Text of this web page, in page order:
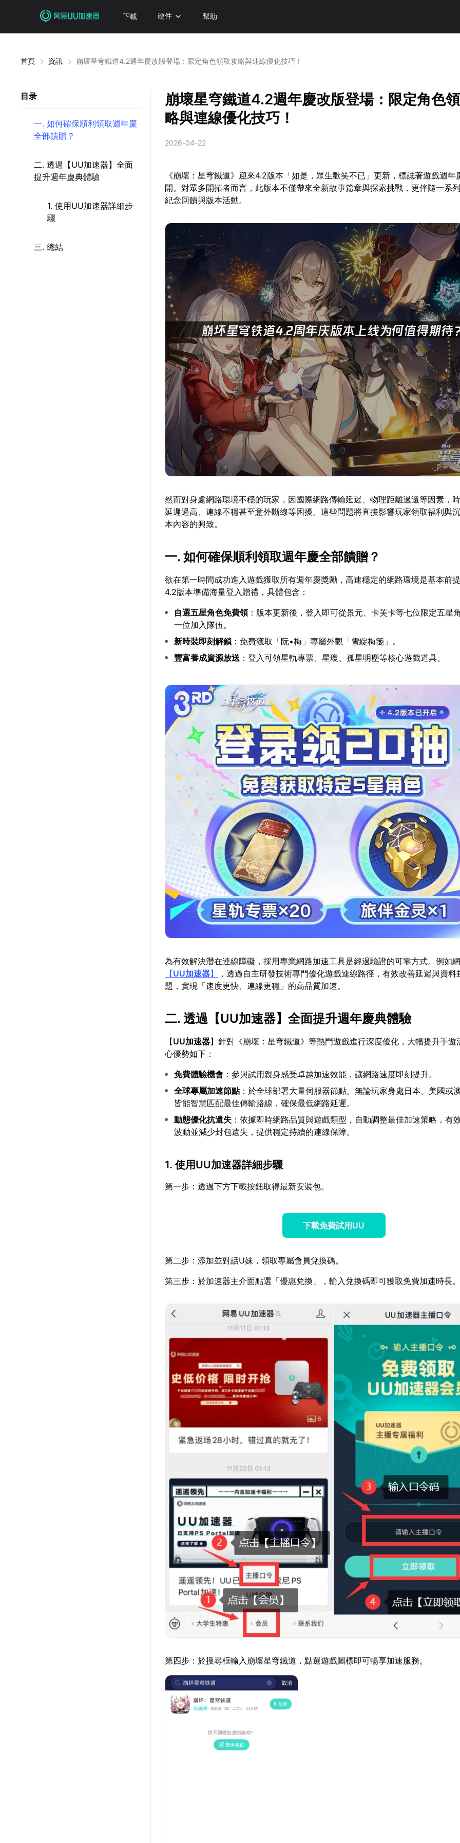
下載 硬件 幫助
首頁 資訊 崩壞星穹鐵道4.2週年慶改版登場：限定角色領取攻略與連線優化技巧！
目录
一. 如何確保順利領取週年慶
全部饋贈？
二. 透過【UU加速器】全面
提升週年慶典體驗
1. 使用UU加速器詳細步
驟
三. 總結
崩壞星穹鐵道4.2週年慶改版登場：限定角色
略與連線優化技巧！
2026-04-22
《崩壞：星穹鐵道》迎來4.2版本「如是，眾生歡笑不已」更新，標誌著遊戲週年
開。對眾多開拓者而言，此版本不僅帶來全新故事篇章與探索挑戰，更伴隨一系
紀念回饋與版本活動。
然而對身處網路環境不穩的玩家，因國際網路傳輸延遲、物理距離過遠等因素，
延遲過高、連線不穩甚至意外斷線等困擾。這些問題將直接影響玩家領取福利與
本內容的興致。
一. 如何確保順利領取週年慶全部饋贈？
欲在第一時間成功進入遊戲獲取所有週年慶獎勵，高速穩定的網路環境是基本前
4.2版本準備海量登入贈禮，具體包含：
自選五星角色免費領：版本更新後，登入即可從景元、卡芙卡等七位限定五星
一位加入隊伍。
新時裝即刻解鎖 ：免費獲取「阮•梅」專屬外觀「雪綻梅箋」。
豐富養成資源放送 ：登入可領星軌專票、星瓊、孤星明塵等核心遊戲道具。
為有效解決潛在連線障礙，採用專業網路加速工具是經過驗證的可靠方式。例如
【UU加速器】
，透過自主研發技術專門優化遊戲連線路徑，有效改善延遲與資料
題，實現「速度更快、連線更穩」的高品質加速。
二. 透過【UU加速器】全面提升週年慶典體驗
【UU加速器】針對《崩壞：星穹鐵道》等熱門遊戲進行深度優化，大幅提升手遊
心優勢如下：
免費體驗機會 ：參與試用親身感受卓越加速效能，讓網路速度即刻提升。
全球專屬加速節點：於全球部署大量伺服器節點。無論玩家身處日本、美國或
皆能智慧匹配最佳傳輸路線，確保最低網路延遲。
動態優化抗遺失 ：依據即時網路品質與遊戲類型，自動調整最佳加速策略，有
波動並減少封包遺失，提供穩定持續的連線保障。
1. 使用UU加速器詳細步驟
第一步：透過下方下載按鈕取得最新安裝包。
下載免費試用UU
第二步：添加並對話U妹，領取專屬會員兌換碼。
第三步：於加速器主介面點選「優惠兌換」，輸入兌換碼即可獲取免費加速時長
第四步：於搜尋框輸入崩壞星穹鐵道，點選遊戲圖標即可暢享加速服務。